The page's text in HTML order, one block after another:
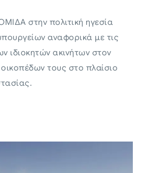
στην πολιτική ηγεσία
αναφορικά με τις
ιδιοκητών ακινήτων στον
τους στο πλαίσιο